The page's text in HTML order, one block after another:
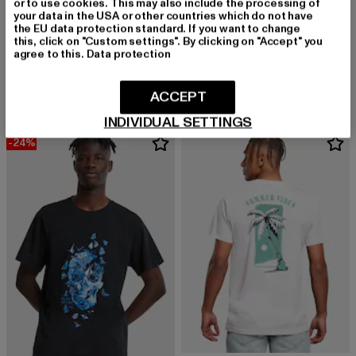
MISTER TEE
Palm Vibes Oversize
Derzeitiger Preis: 20,00 EURAktionspreis: 22,99 EUR
MISTER TEE
Depresso
-24%
or to use cookies. This may also include the processing of
your data in the USA or other countries which do not have
the EU data protection standard. If you want to change
this, click on "Custom settings". By clicking on "Accept" you
agree to this. Data protection
INDIVIDUAL SETTINGS
ACCEPT